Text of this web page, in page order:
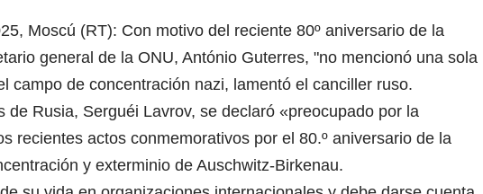
Moscú (RT): Con motivo del reciente 80º aniversario de la
general de la ONU, António Guterres, "no mencionó una sola
campo de concentración nazi, lamentó el canciller ruso.
de Rusia, Serguéi Lavrov, se declaró «preocupado por la
recientes actos conmemorativos por el 80.º aniversario de la
y exterminio de Auschwitz-Birkenau.